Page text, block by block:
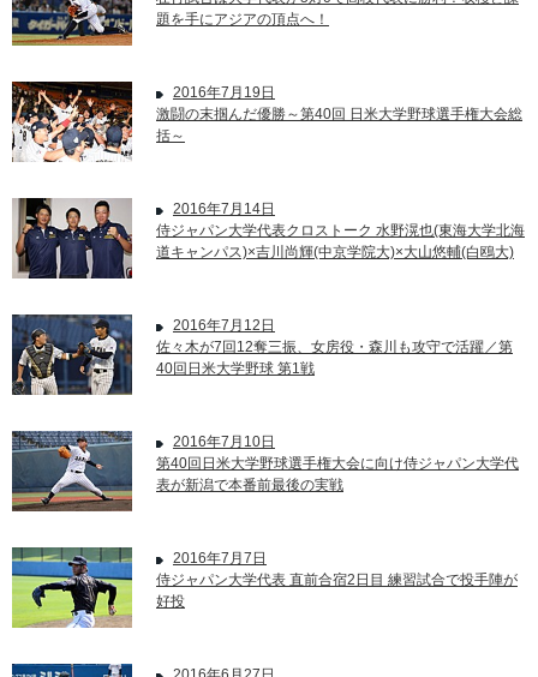
題を手にアジアの頂点へ！
2016年7月19日
激闘の末掴んだ優勝～第40回 日米大学野球選手権大会総
括～
2016年7月14日
侍ジャパン大学代表クロストーク 水野滉也(東海大学北海
道キャンパス)×吉川尚輝(中京学院大)×大山悠輔(白鴎大)
2016年7月12日
佐々木が7回12奪三振、女房役・森川も攻守で活躍／第
40回日米大学野球 第1戦
2016年7月10日
第40回日米大学野球選手権大会に向け侍ジャパン大学代
表が新潟で本番前最後の実戦
2016年7月7日
侍ジャパン大学代表 直前合宿2日目 練習試合で投手陣が
好投